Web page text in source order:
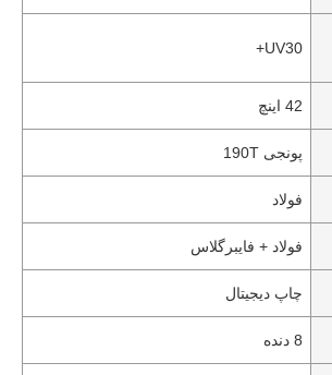
UV30+
42 اینچ
پونجی 190T
فولاد
فولاد + فایبرگلاس
چاپ دیجیتال
8 دنده